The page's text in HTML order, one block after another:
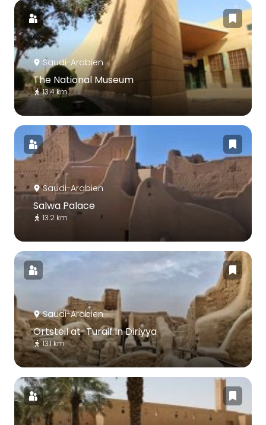
Saudi-Arabien
The National Museum
13.4 km
Saudi-Arabien
Salwa Palace
13.2 km
Saudi-Arabien
Ortsteil at-Turaif in Diriyya
13.1 km